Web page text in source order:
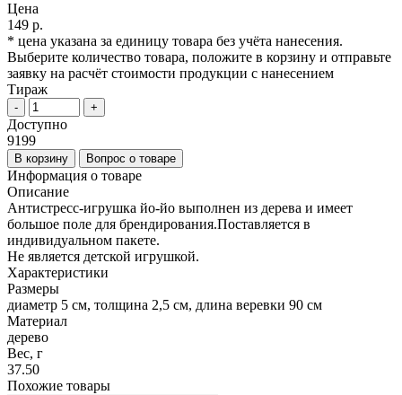
Цена
149 р.
* цена указана за единицу товара без учёта нанесения.
Выберите количество товара, положите в корзину и отправьте
заявку на расчёт стоимости продукции с нанесением
Тираж
- +
Доступно
9199
В корзину Вопрос о товаре
Информация о товаре
Описание
Антистресс-игрушка йо-йо выполнен из дерева и имеет
большое поле для брендирования.Поставляется в
индивидуальном пакете.
Не является детской игрушкой.
Характеристики
Размеры
диаметр 5 см, толщина 2,5 см, длина веревки 90 см
Материал
дерево
Вес, г
37.50
Похожие товары